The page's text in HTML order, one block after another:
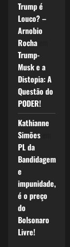
Trump é
Louco? –
Arnobio
Rochaem
Trump-
Musk e a
Distopia: A
Questão do
PODER!
Kathianne
Simõesem
PL da
Bandidagem
e
impunidade,
é o preço
do
Bolsonaro
Livre!